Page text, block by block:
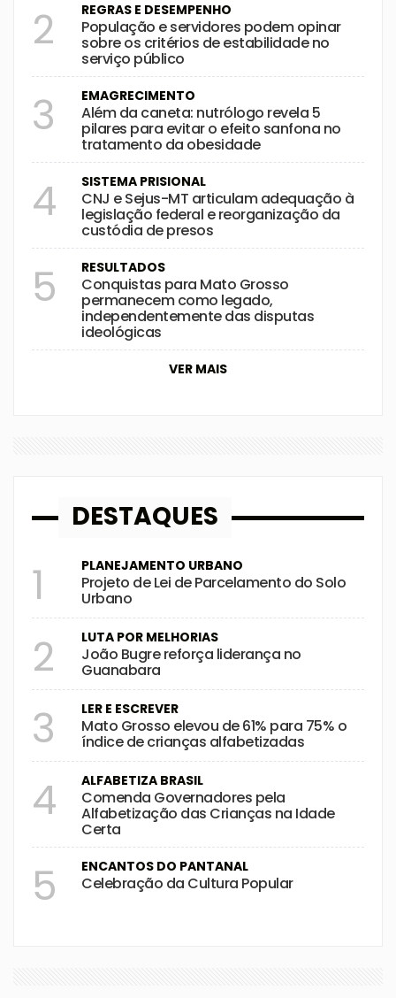
2 REGRAS E DESEMPENHO
População e servidores podem opinar
sobre os critérios de estabilidade no
serviço público
3 EMAGRECIMENTO
Além da caneta: nutrólogo revela 5
pilares para evitar o efeito sanfona no
tratamento da obesidade
4 SISTEMA PRISIONAL
CNJ e Sejus-MT articulam adequação à
legislação federal e reorganização da
custódia de presos
5 RESULTADOS
Conquistas para Mato Grosso
permanecem como legado,
independentemente das disputas
ideológicas
VER MAIS
DESTAQUES
1 PLANEJAMENTO URBANO
Projeto de Lei de Parcelamento do Solo
Urbano
2 LUTA POR MELHORIAS
João Bugre reforça liderança no
Guanabara
3 LER E ESCREVER
Mato Grosso elevou de 61% para 75% o
índice de crianças alfabetizadas
4 ALFABETIZA BRASIL
Comenda Governadores pela
Alfabetização das Crianças na Idade
Certa
5 ENCANTOS DO PANTANAL
Celebração da Cultura Popular